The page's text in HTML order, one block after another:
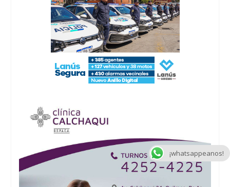
¡whatsappeanos!